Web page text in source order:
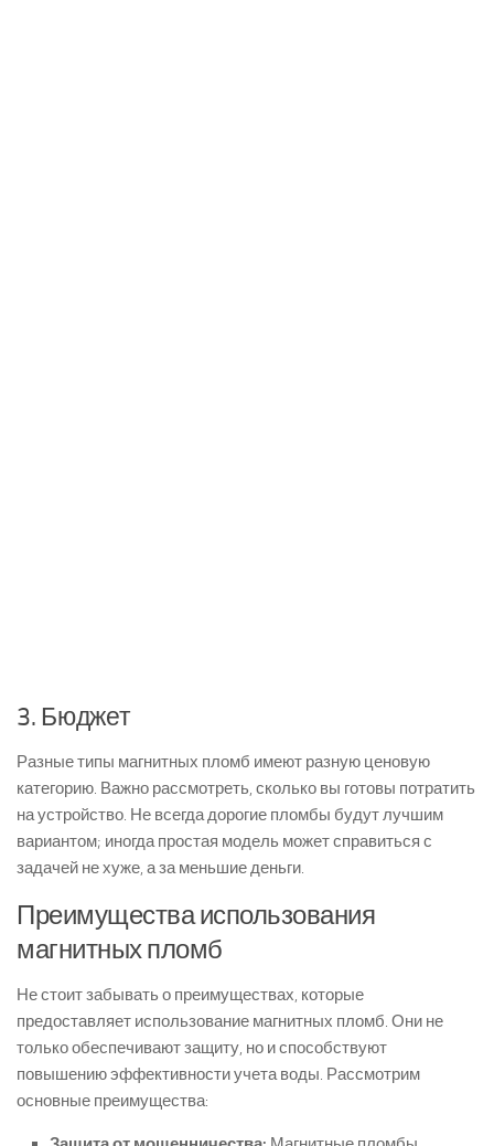
3. Бюджет
Разные типы магнитных пломб имеют разную ценовую
категорию. Важно рассмотреть, сколько вы готовы потратить
на устройство. Не всегда дорогие пломбы будут лучшим
вариантом; иногда простая модель может справиться с
задачей не хуже, а за меньшие деньги.
Преимущества использования
магнитных пломб
Не стоит забывать о преимуществах, которые
предоставляет использование магнитных пломб. Они не
только обеспечивают защиту, но и способствуют
повышению эффективности учета воды. Рассмотрим
основные преимущества: